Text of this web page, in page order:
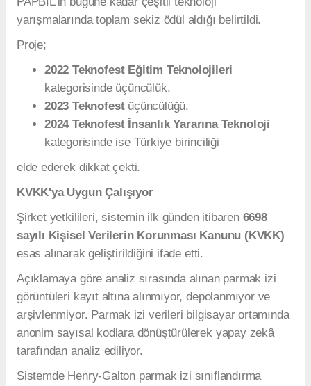
yarışmalarında toplam sekiz ödül aldığı belirtildi.
Proje;
2022 Teknofest Eğitim Teknolojileri
kategorisinde üçüncülük,
2023 Teknofestüçüncülüğü,
2024 Teknofest İnsanlık Yararına Teknoloji
kategorisinde ise Türkiye birinciliği
elde ederek dikkat çekti.
KVKK'ya Uygun Çalışıyor
Şirket yetkilileri, sistemin ilk günden itibaren 6698
sayılı Kişisel Verilerin Korunması Kanunu (KVKK)
esas alınarak geliştirildiğini ifade etti.
Açıklamaya göre analiz sırasında alınan parmak izi
görüntüleri kayıt altına alınmıyor, depolanmıyor ve
arşivlenmiyor. Parmak izi verileri bilgisayar ortamında
anonim sayısal kodlara dönüştürülerek yapay zekâ
tarafından analiz ediliyor.
Sistemde Henry-Galton parmak izi sınıflandırma